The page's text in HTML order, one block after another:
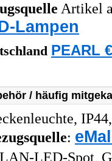
Artikel
Lampen
PEARL
/ häufig
:
LED-Spot,